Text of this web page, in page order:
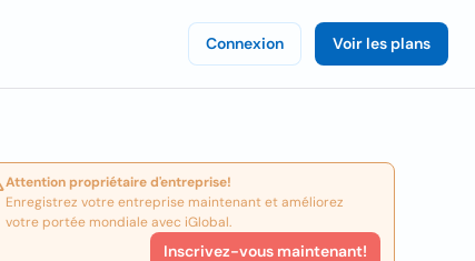
Connexion Voir les plans
Attention propriétaire d'entreprise!
Enregistrez votre entreprise maintenant et améliorez
votre portée mondiale avec iGlobal.
Inscrivez-vous maintenant!